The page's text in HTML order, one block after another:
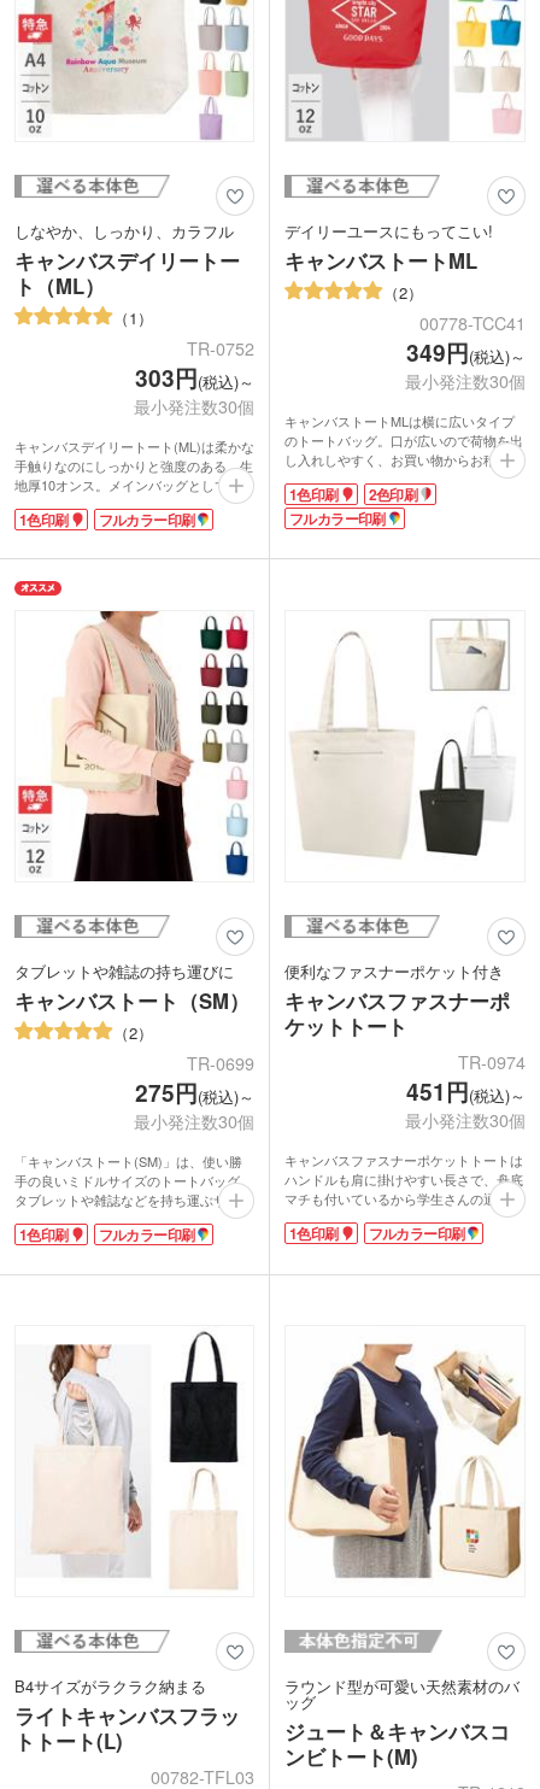
しなやか、しっかり、カラフル
キャンバスデイリートー
ト（ML）
1
TR-0752
303円(税込)～
最小発注数30個
キャンバスデイリートート(ML)は柔かな
手触りなのにしっかりと強度のある、生
地厚10オンス。メインバッグとして使え
る、収納力たっぷりのショルダータイ
プ。外出先で荷物が増えても安心です。
ベーシックカラーからトレンドのくすみ
カラーまで揃ったカラフルな色展開。企
業カラーやイベント・展示会のイメージ
カラーにあわせて選ぶことができます。
印刷面が広いのでPR効果も抜群です
1色印刷 フルカラー印刷
デイリーユースにもってこい!
キャンバストートML
2
00778-TCC41
349円(税込)～
最小発注数30個
キャンバストートMLは横に広いタイプ
のトートバッグ。口が広いので荷物を出
し入れしやすく、お買い物からお稽古バ
12オンスの厚手キャンバス生地で、耐久
性もバッチリ。中身が透けて見えること
がありません。
カラーは定番色からカラフル色まで12種
製作できます。販促ノベルティや同人バ
ッグなど幅広く活用いただけます。
1色印刷
2色印刷
フルカラー印刷
タブレットや雑誌の持ち運びに
キャンバストート（SM）
2
TR-0699
275円(税込)～
最小発注数30個
「キャンバストート(SM)」は、使い勝
手の良いミドルサイズのトートバッグ。
タブレットや雑誌などを持ち運ぶサブバ
ッグにぴったり。レッスンバッグにも重
宝します。印刷面が広いのでPR効果抜
でも制作可能です。自然な風合いのコッ
しい豊富なカラーをご用意しました。
1色印刷 フルカラー印刷
便利なファスナーポケット付き
キャンバスファスナーポ
ケットトート
TR-0974
451円(税込)～
最小発注数30個
キャンバスファスナーポケットトートは
ハンドルも肩に掛けやすい長さで、舟底
マチも付いているから学生さんの通学バ
ッグに人気。特に使いやすいと評判なの
は、スマートフォンや鍵など、お出かけ
トです。
い、ナチュラル・ホワイト・ナイトブラ
ックの3色をご用意。プリントするデザ
イン次第でオリジナリティあるグッズが
作れます。
1色印刷 フルカラー印刷
B4サイズがラクラク納まる
ライトキャンバスフラッ
トトート(L)
00782-TFL03
ラウンド型が可愛い天然素材のバ
ッグ
ジュート＆キャンバスコ
ンビトート(M)